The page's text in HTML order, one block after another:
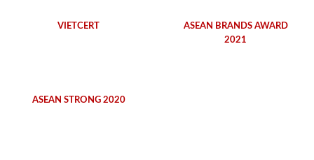
VIETCERT
ASEAN BRANDS AWARD
2021
ASEAN STRONG 2020